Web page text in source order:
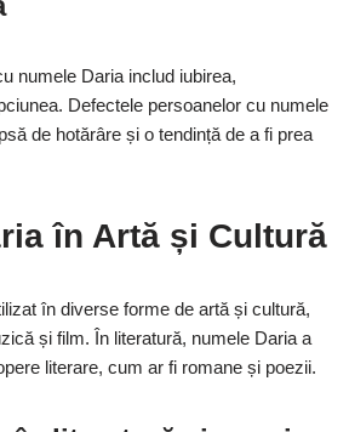
numele Daria includ iubirea,
Defectele persoanelor cu numele
de hotărâre și o tendință de a fi prea
în Artă și Cultură
în diverse forme de artă și cultură,
și film. În literatură, numele Daria a
literare, cum ar fi romane și poezii.